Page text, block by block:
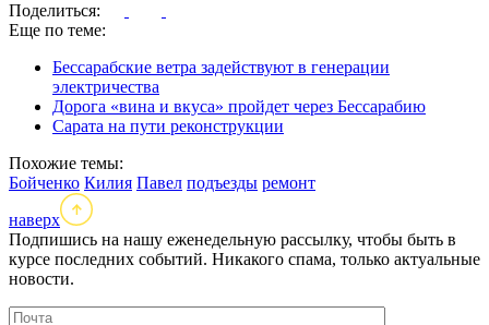
Поделиться:
Еще по теме:
Бессарабские ветра задействуют в генерации
электричества
Дорога «вина и вкуса» пройдет через Бессарабию
Сарата на пути реконструкции
Похожие темы:
Бойченко Килия Павел подъезды ремонт
наверх
Подпишись на нашу еженедельную рассылку, чтобы быть в
курсе последних событий. Никакого спама, только актуальные
новости.